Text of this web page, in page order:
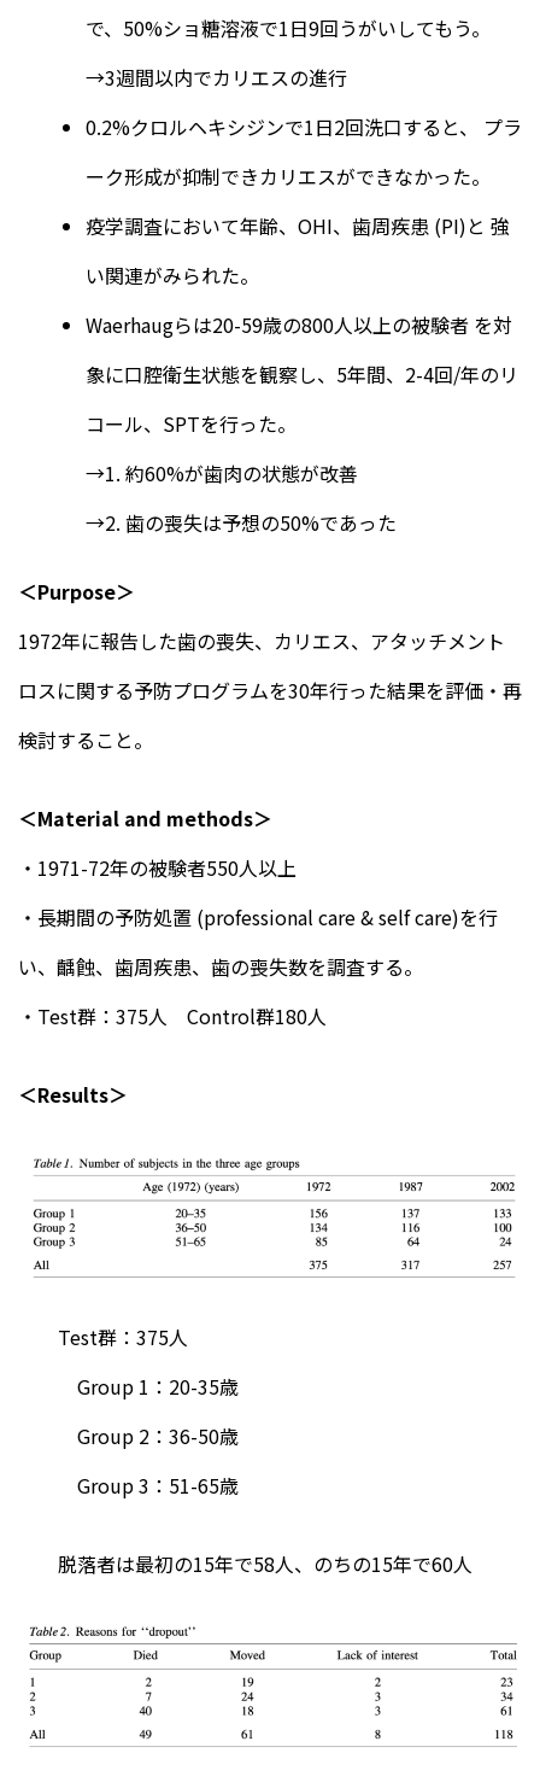
で、50%ショ糖溶液で1日9回うがいしてもう。
→3週間以内でカリエスの進行
0.2%クロルヘキシジンで1日2回洗口すると、 プラ
ーク形成が抑制できカリエスができなかった。
疫学調査において年齢、OHI、歯周疾患 (PI)と 強
い関連がみられた。
Waerhaugらは20-59歳の800人以上の被験者 を対
象に口腔衛生状態を観察し、5年間、2-4回/年のリ
コール、SPTを行った。
→1. 約60%が歯肉の状態が改善
→2. 歯の喪失は予想の50%であった
＜Purpose＞
1972年に報告した歯の喪失、カリエス、アタッチメント
ロスに関する予防プログラムを30年行った結果を評価・再
検討すること。
＜Material and methods＞
・1971-72年の被験者550人以上
・長期間の予防処置 (professional care & self care)を行
い、齲蝕、歯周疾患、歯の喪失数を調査する。
・Test群：375人 Control群180人
＜Results＞
Test群：375人
Group 1：20-35歳
Group 2：36-50歳
Group 3：51-65歳
脱落者は最初の15年で58人、のちの15年で60人